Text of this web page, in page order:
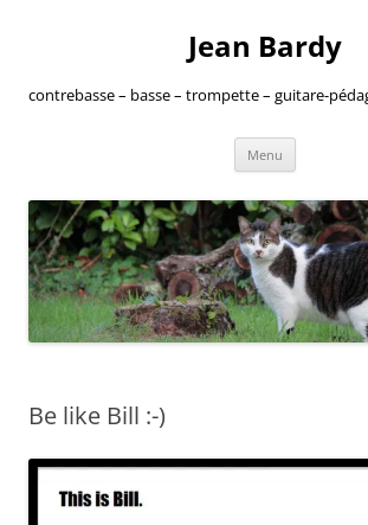
Jean Bardy
contrebasse – basse – trompette – guitare-
Menu
Be like Bill :-)